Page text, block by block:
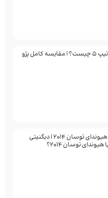
تفاوت ۲۰۶ تیپ ۲ و تیپ ۵ چیست؟ | مقایسه کامل پژو
مقایسه دیگنیتی با هیوندای توسان 2014 | دیگنیتی
توسان 2014؟